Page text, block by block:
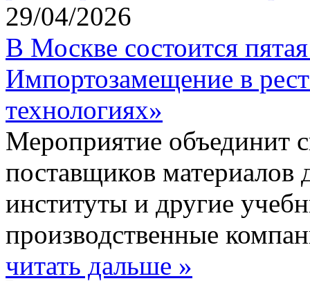
29/04/2026
В Москве состоится
Импортозамещение в
технологиях»
Мероприятие объединит
поставщиков материалов
институты и другие
производственные
читать дальше »